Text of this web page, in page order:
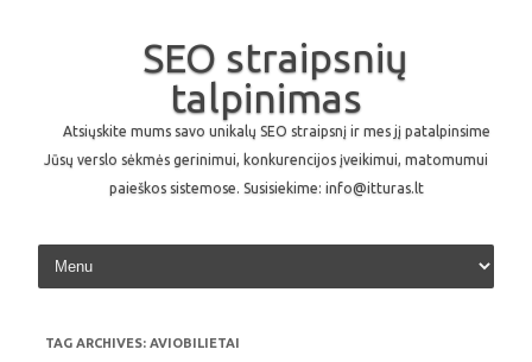
SEO straipsnių
talpinimas
Atsiųskite mums savo unikalų SEO straipsnį ir mes jį patalpinsime
Jūsų verslo sėkmės gerinimui, konkurencijos įveikimui, matomumui
paieškos sistemose. Susisiekime: info@itturas.lt
Skip to content
TAG ARCHIVES: AVIOBILIETAI